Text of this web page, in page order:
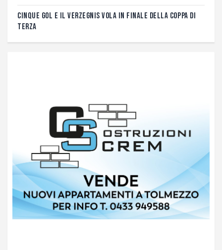
CINQUE GOL E IL VERZEGNIS VOLA IN FINALE DELLA COPPA DI
TERZA